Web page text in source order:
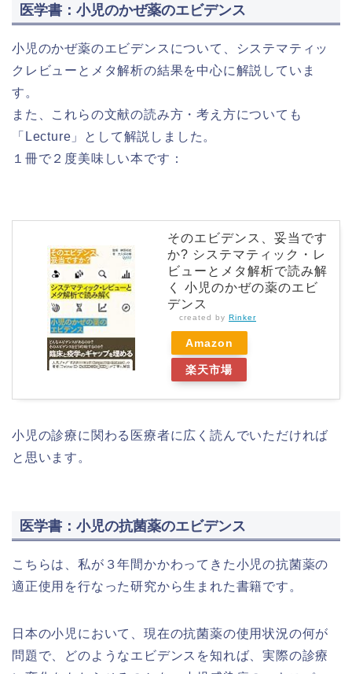
医学書：小児のかぜ薬のエビデンス
小児のかぜ薬のエビデンスについて、システマティッ
クレビューとメタ解析の結果を中心に解説していま
す。
また、これらの文献の読み方・考え方についても
「Lecture」として解説しました。
１冊で２度美味しい本です：
そのエビデンス、妥当です
か? システマティック・レ
ビューとメタ解析で読み解
く 小児のかぜの薬のエビ
デンス
created by Rinker
Amazon
楽天市場
小児の診療に関わる医療者に広く読んでいただければ
と思います。
医学書：小児の抗菌薬のエビデンス
こちらは、私が３年間かかわってきた小児の抗菌薬の
適正使用を行なった研究から生まれた書籍です。
日本の小児において、現在の抗菌薬の使用状況の何が
問題で、どのようなエビデンスを知れば、実際の診療